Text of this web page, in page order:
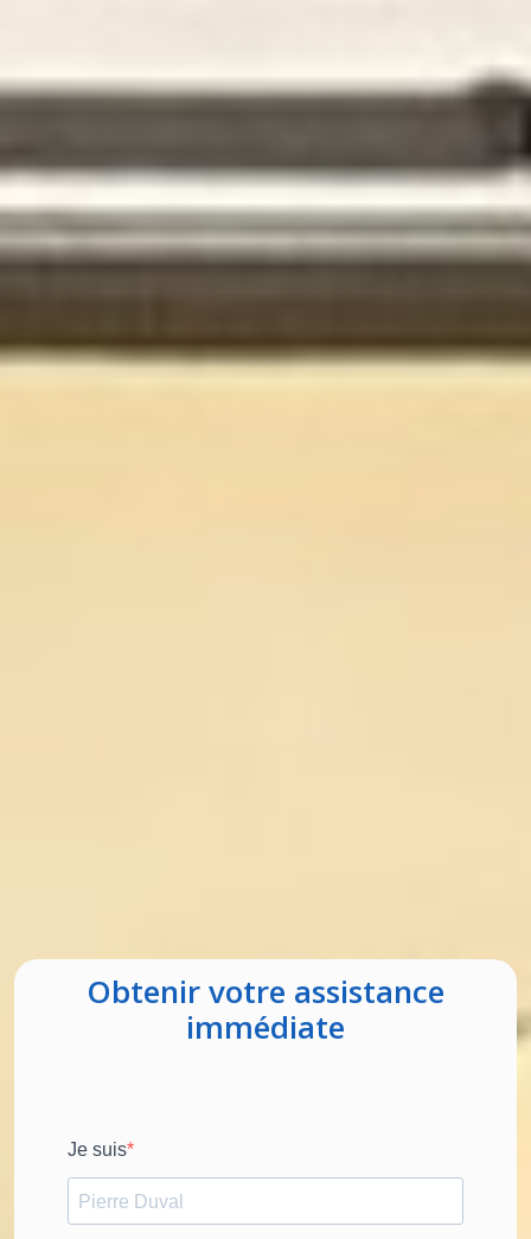
Obtenir votre assistance
immédiate